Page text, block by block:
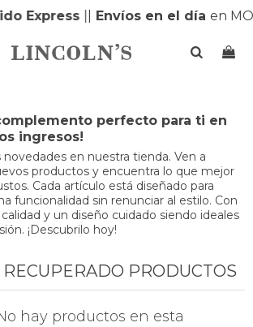
Express Envíos en el día en
perfecto para ti en
ingresos!
novedades en nuestra tienda. Ven a
productos y encuentra lo que mejor
Cada artículo está diseñado para
funcionalidad sin renunciar al estilo. Con
y un diseño cuidado siendo ideales
¡Descubrilo hoy!
PRODUCTOS
hay productos en esta